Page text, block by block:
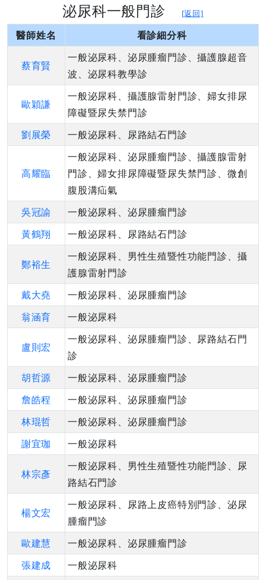
泌尿科一般門診 [返回]
醫師姓名 看診細分科
蔡育賢
一般泌尿科、泌尿腫瘤門診、攝護腺超音
波、泌尿科教學診
歐穎謙
一般泌尿科、攝護腺雷射門診、婦女排尿
障礙暨尿失禁門診
劉展榮
一般泌尿科、尿路結石門診
高耀臨
一般泌尿科、泌尿腫瘤門診、攝護腺雷射
門診、婦女排尿障礙暨尿失禁門診、微創
腹股溝疝氣
吳冠諭
一般泌尿科、泌尿腫瘤門診
黃鶴翔
一般泌尿科、尿路結石門診
鄭裕生
一般泌尿科、男性生殖暨性功能門診、攝
護腺雷射門診
戴大堯
一般泌尿科、泌尿腫瘤門診
翁涵育
一般泌尿科
盧則宏
一般泌尿科、泌尿腫瘤門診、尿路結石門
診
胡哲源
一般泌尿科、泌尿腫瘤門診
詹皓程
一般泌尿科、泌尿腫瘤門診
林琨哲
一般泌尿科、泌尿腫瘤門診
謝宜珈
一般泌尿科
林宗彥
一般泌尿科、男性生殖暨性功能門診、尿
路結石門診
楊文宏
一般泌尿科、尿路上皮癌特別門診、泌尿
腫瘤門診
歐建慧
一般泌尿科、泌尿腫瘤門診
張建成
一般泌尿科